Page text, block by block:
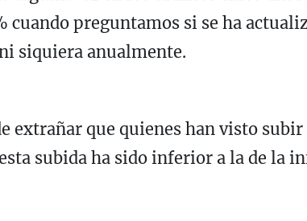
cuando preguntamos si se ha
siquiera anualmente.
extrañar que quienes han visto
subida ha sido inferior a la de la